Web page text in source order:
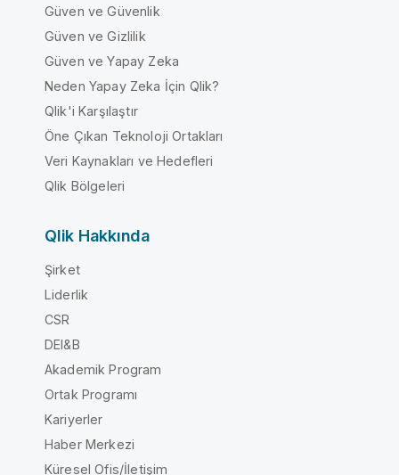
Güven ve Güvenlik
Güven ve Gizlilik
Güven ve Yapay Zeka
Neden Yapay Zeka İçin Qlik?
Qlik'i Karşılaştır
Öne Çıkan Teknoloji Ortakları
Veri Kaynakları ve Hedefleri
Qlik Bölgeleri
Qlik Hakkında
Şirket
Liderlik
CSR
DEI&B
Akademik Program
Ortak Programı
Kariyerler
Haber Merkezi
Küresel Ofis/İletişim